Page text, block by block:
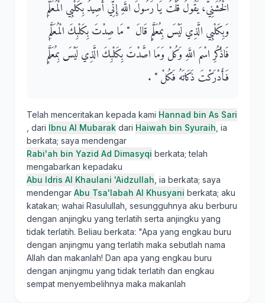
الْخُشَنِيَّ، يَقُولُ قُلْتُ يَا رَسُولَ اللَّهِ إِنِّي أَصِيدُ بِكَلْبِي الْمُعَلَّمِ
وَبِكَلْبِي الَّذِي لَيْسَ بِمُعَلَّمٍ قَالَ ‏ "‏ مَا صِدْتَ بِكَلْبِكَ الْمُعَلَّمِ
فَاذْكُرِ اسْمَ اللَّهِ وَكُلْ وَمَا اصَّدْتَ بِكَلْبِكَ الَّذِي لَيْسَ بِمُعَلَّمٍ
فَأَدْرَكْتَ ذَكَاتَهُ فَكُلْ ‏"‏ ‏.‏
Telah menceritakan kepada kami Hannad bin As Sari
, dari Ibnu Al Mubarak dari Haiwah bin Syuraih , ia
berkata; saya mendengar
Rabi'ah bin Yazid Ad Dimasyqi berkata; telah
mengabarkan kepadaku
Abu Idris Al Khaulani 'Aidzullah , ia berkata; saya
mendengar Abu Tsa'labah Al Khusyani berkata; aku
katakan; wahai Rasulullah, sesungguhnya aku berburu
dengan anjingku yang terlatih serta anjingku yang
tidak terlatih. Beliau berkata: "Apa yang engkau buru
dengan anjingmu yang terlatih maka sebutlah nama
Allah dan makanlah! Dan apa yang engkau buru
dengan anjingmu yang tidak terlatih dan engkau
sempat menyembelihnya maka makanlah